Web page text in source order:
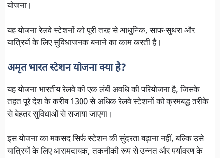
योजना।
यह योजना रेलवे स्टेशनों को पूरी तरह से आधुनिक, साफ-सुथरा और
यात्रियों के लिए सुविधाजनक बनाने का काम करती है।
अमृत भारत स्टेशन योजना क्या है?
यह योजना भारतीय रेलवे की एक लंबी अवधि की परियोजना है, जिसके
तहत पूरे देश के करीब 1300 से अधिक रेलवे स्टेशनों को क्रमबद्ध तरीके
से बेहतर सुविधाओं से सजाया जाएगा।
इस योजना का मकसद सिर्फ स्टेशन की सुंदरता बढ़ाना नहीं, बल्कि उसे
यात्रियों के लिए आरामदायक, तकनीकी रूप से उन्नत और पर्यावरण के